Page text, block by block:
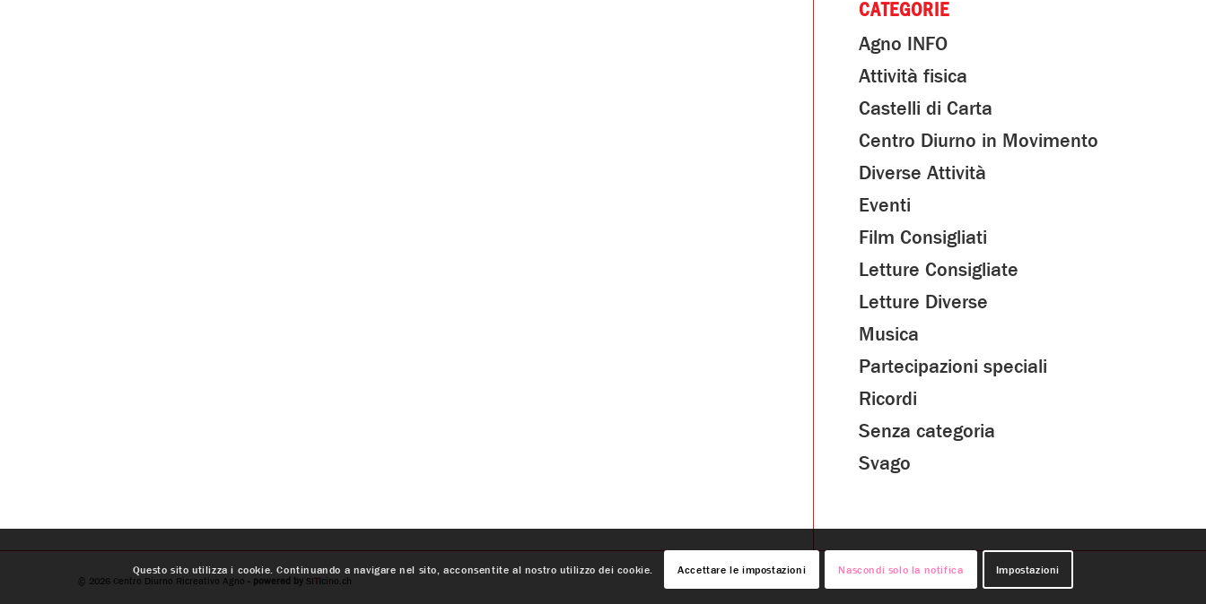
CATEGORIE
Agno INFO
Attività fisica
Castelli di Carta
Centro Diurno in Movimento
Diverse Attività
Eventi
Film Consigliati
Letture Consigliate
Letture Diverse
Musica
Partecipazioni speciali
Ricordi
Senza categoria
Svago
© 2026 Centro Diurno Ricreativo Agno - powered by SITIcino.ch
Questo sito utilizza i cookie. Continuando a navigare nel sito, acconsentite al nostro utilizzo dei cookie. Accettare le impostazioni Nascondi solo la notifica Impostazioni